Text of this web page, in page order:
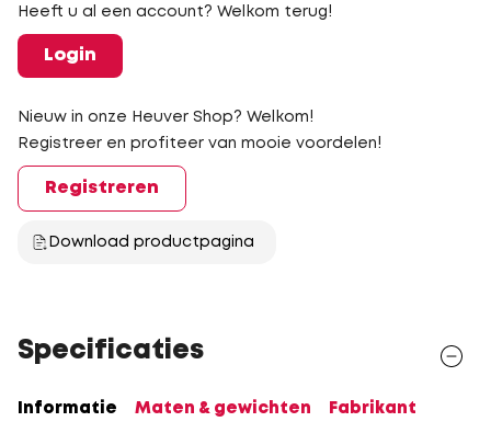
Heeft u al een account? Welkom terug!
Login
Nieuw in onze Heuver Shop? Welkom!
Registreer en profiteer van mooie voordelen!
Registreren
Download productpagina
Specificaties
Informatie Maten & gewichten Fabrikant